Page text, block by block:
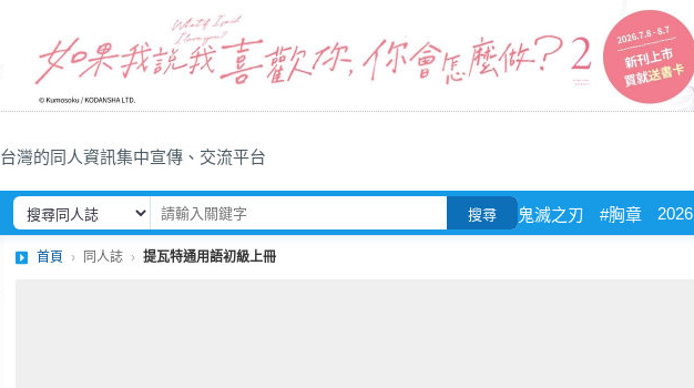
台灣的同人資訊集中宣傳、交流平台
搜尋 鬼滅之刃 #胸章 2026
首頁 同人誌 提瓦特通用語初級上冊